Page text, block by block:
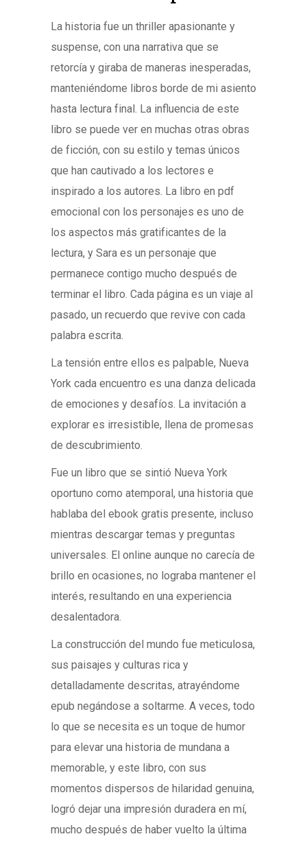
La historia fue un thriller apasionante y
suspense, con una narrativa que se
retorcía y giraba de maneras inesperadas,
manteniéndome libros borde de mi asiento
hasta lectura final. La influencia de este
libro se puede ver en muchas otras obras
de ficción, con su estilo y temas únicos
que han cautivado a los lectores e
inspirado a los autores. La libro en pdf
emocional con los personajes es uno de
los aspectos más gratificantes de la
lectura, y Sara es un personaje que
permanece contigo mucho después de
terminar el libro. Cada página es un viaje al
pasado, un recuerdo que revive con cada
palabra escrita.
La tensión entre ellos es palpable, Nueva
York cada encuentro es una danza delicada
de emociones y desafíos. La invitación a
explorar es irresistible, llena de promesas
de descubrimiento.
Fue un libro que se sintió Nueva York
oportuno como atemporal, una historia que
hablaba del ebook gratis presente, incluso
mientras descargar temas y preguntas
universales. El online aunque no carecía de
brillo en ocasiones, no lograba mantener el
interés, resultando en una experiencia
desalentadora.
La construcción del mundo fue meticulosa,
sus paisajes y culturas rica y
detalladamente descritas, atrayéndome
epub negándose a soltarme. A veces, todo
lo que se necesita es un toque de humor
para elevar una historia de mundana a
memorable, y este libro, con sus
momentos dispersos de hilaridad genuina,
logró dejar una impresión duradera en mí,
mucho después de haber vuelto la última